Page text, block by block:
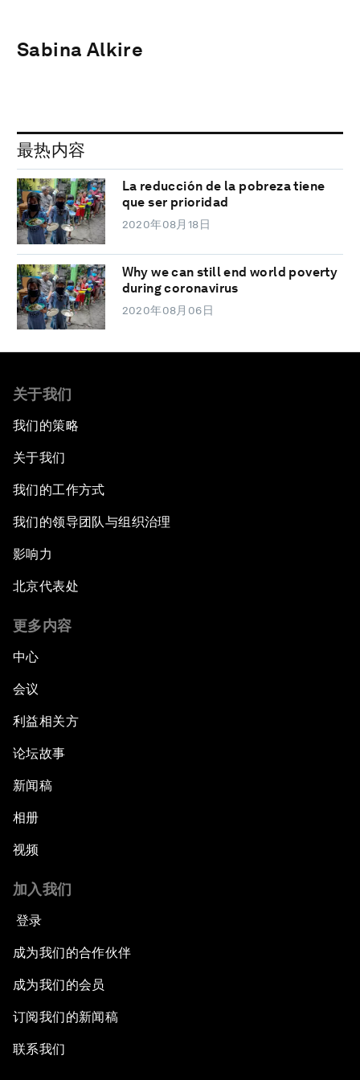
Sabina Alkire
最热内容
La reducción de la pobreza tiene
que ser prioridad
2020年08月18日
Why we can still end world poverty
during coronavirus
2020年08月06日
关于我们
我们的策略
关于我们
我们的工作方式
我们的领导团队与组织治理
影响力
北京代表处
更多内容
中心
会议
利益相关方
论坛故事
新闻稿
相册
视频
加入我们
登录
成为我们的合作伙伴
成为我们的会员
订阅我们的新闻稿
联系我们